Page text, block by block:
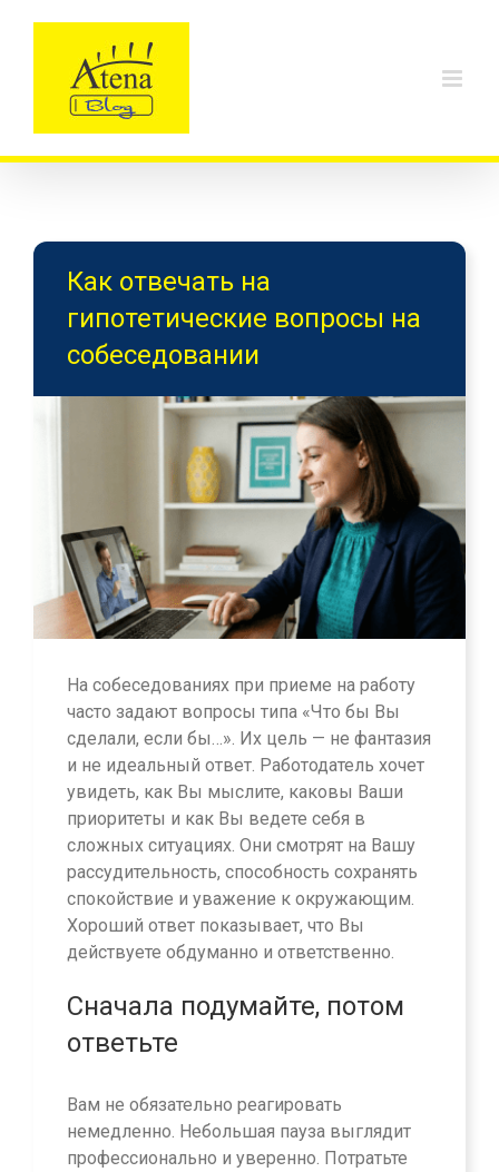
Как отвечать на
гипотетические вопросы на
собеседовании
На собеседованиях при приеме на работу
часто задают вопросы типа «Что бы Вы
сделали, если бы…». Их цель — не фантазия
и не идеальный ответ. Работодатель хочет
увидеть, как Вы мыслите, каковы Ваши
приоритеты и как Вы ведете себя в
сложных ситуациях. Они смотрят на Вашу
рассудительность, способность сохранять
спокойствие и уважение к окружающим.
Хороший ответ показывает, что Вы
действуете обдуманно и ответственно.
Сначала подумайте, потом
ответьте
Вам не обязательно реагировать
немедленно. Небольшая пауза выглядит
профессионально и уверенно. Потратьте